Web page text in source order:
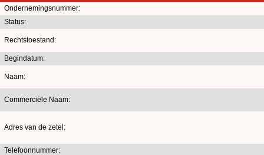
Ondernemingsnummer:
Status:
Rechtstoestand:
Begindatum:
Naam:
Commerciële Naam:
Adres van de zetel:
Telefoonnummer: